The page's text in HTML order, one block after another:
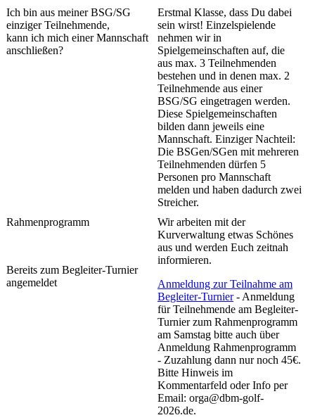
Ich bin aus meiner BSG/SG
einziger Teilnehmende,
kann ich mich einer Mannschaft
anschließen?
Erstmal Klasse, dass Du dabei
sein wirst! Einzelspielende
nehmen wir in
Spielgemeinschaften auf, die
aus max. 3 Teilnehmenden
bestehen und in denen max. 2
Teilnehmende aus einer
BSG/SG eingetragen werden.
Diese Spielgemeinschaften
bilden dann jeweils eine
Mannschaft. Einziger Nachteil:
Die BSGen/SGen mit mehreren
Teilnehmenden dürfen 5
Personen pro Mannschaft
melden und haben dadurch zwei
Streicher.
Rahmenprogramm
Bereits zum Begleiter-Turnier
angemeldet
Wir arbeiten mit der
Kurverwaltung etwas Schönes
aus und werden Euch zeitnah
informieren.
Anmeldung zur Teilnahme am
Begleiter-Turnier- Anmeldung
für Teilnehmende am Begleiter-
Turnier zum Rahmenprogramm
am Samstag bitte auch über
Anmeldung Rahmenprogramm
- Zuzahlung dann nur noch 45€.
Bitte Hinweis im
Kommentarfeld oder Info per
Email: orga@dbm-golf-
2026.de.